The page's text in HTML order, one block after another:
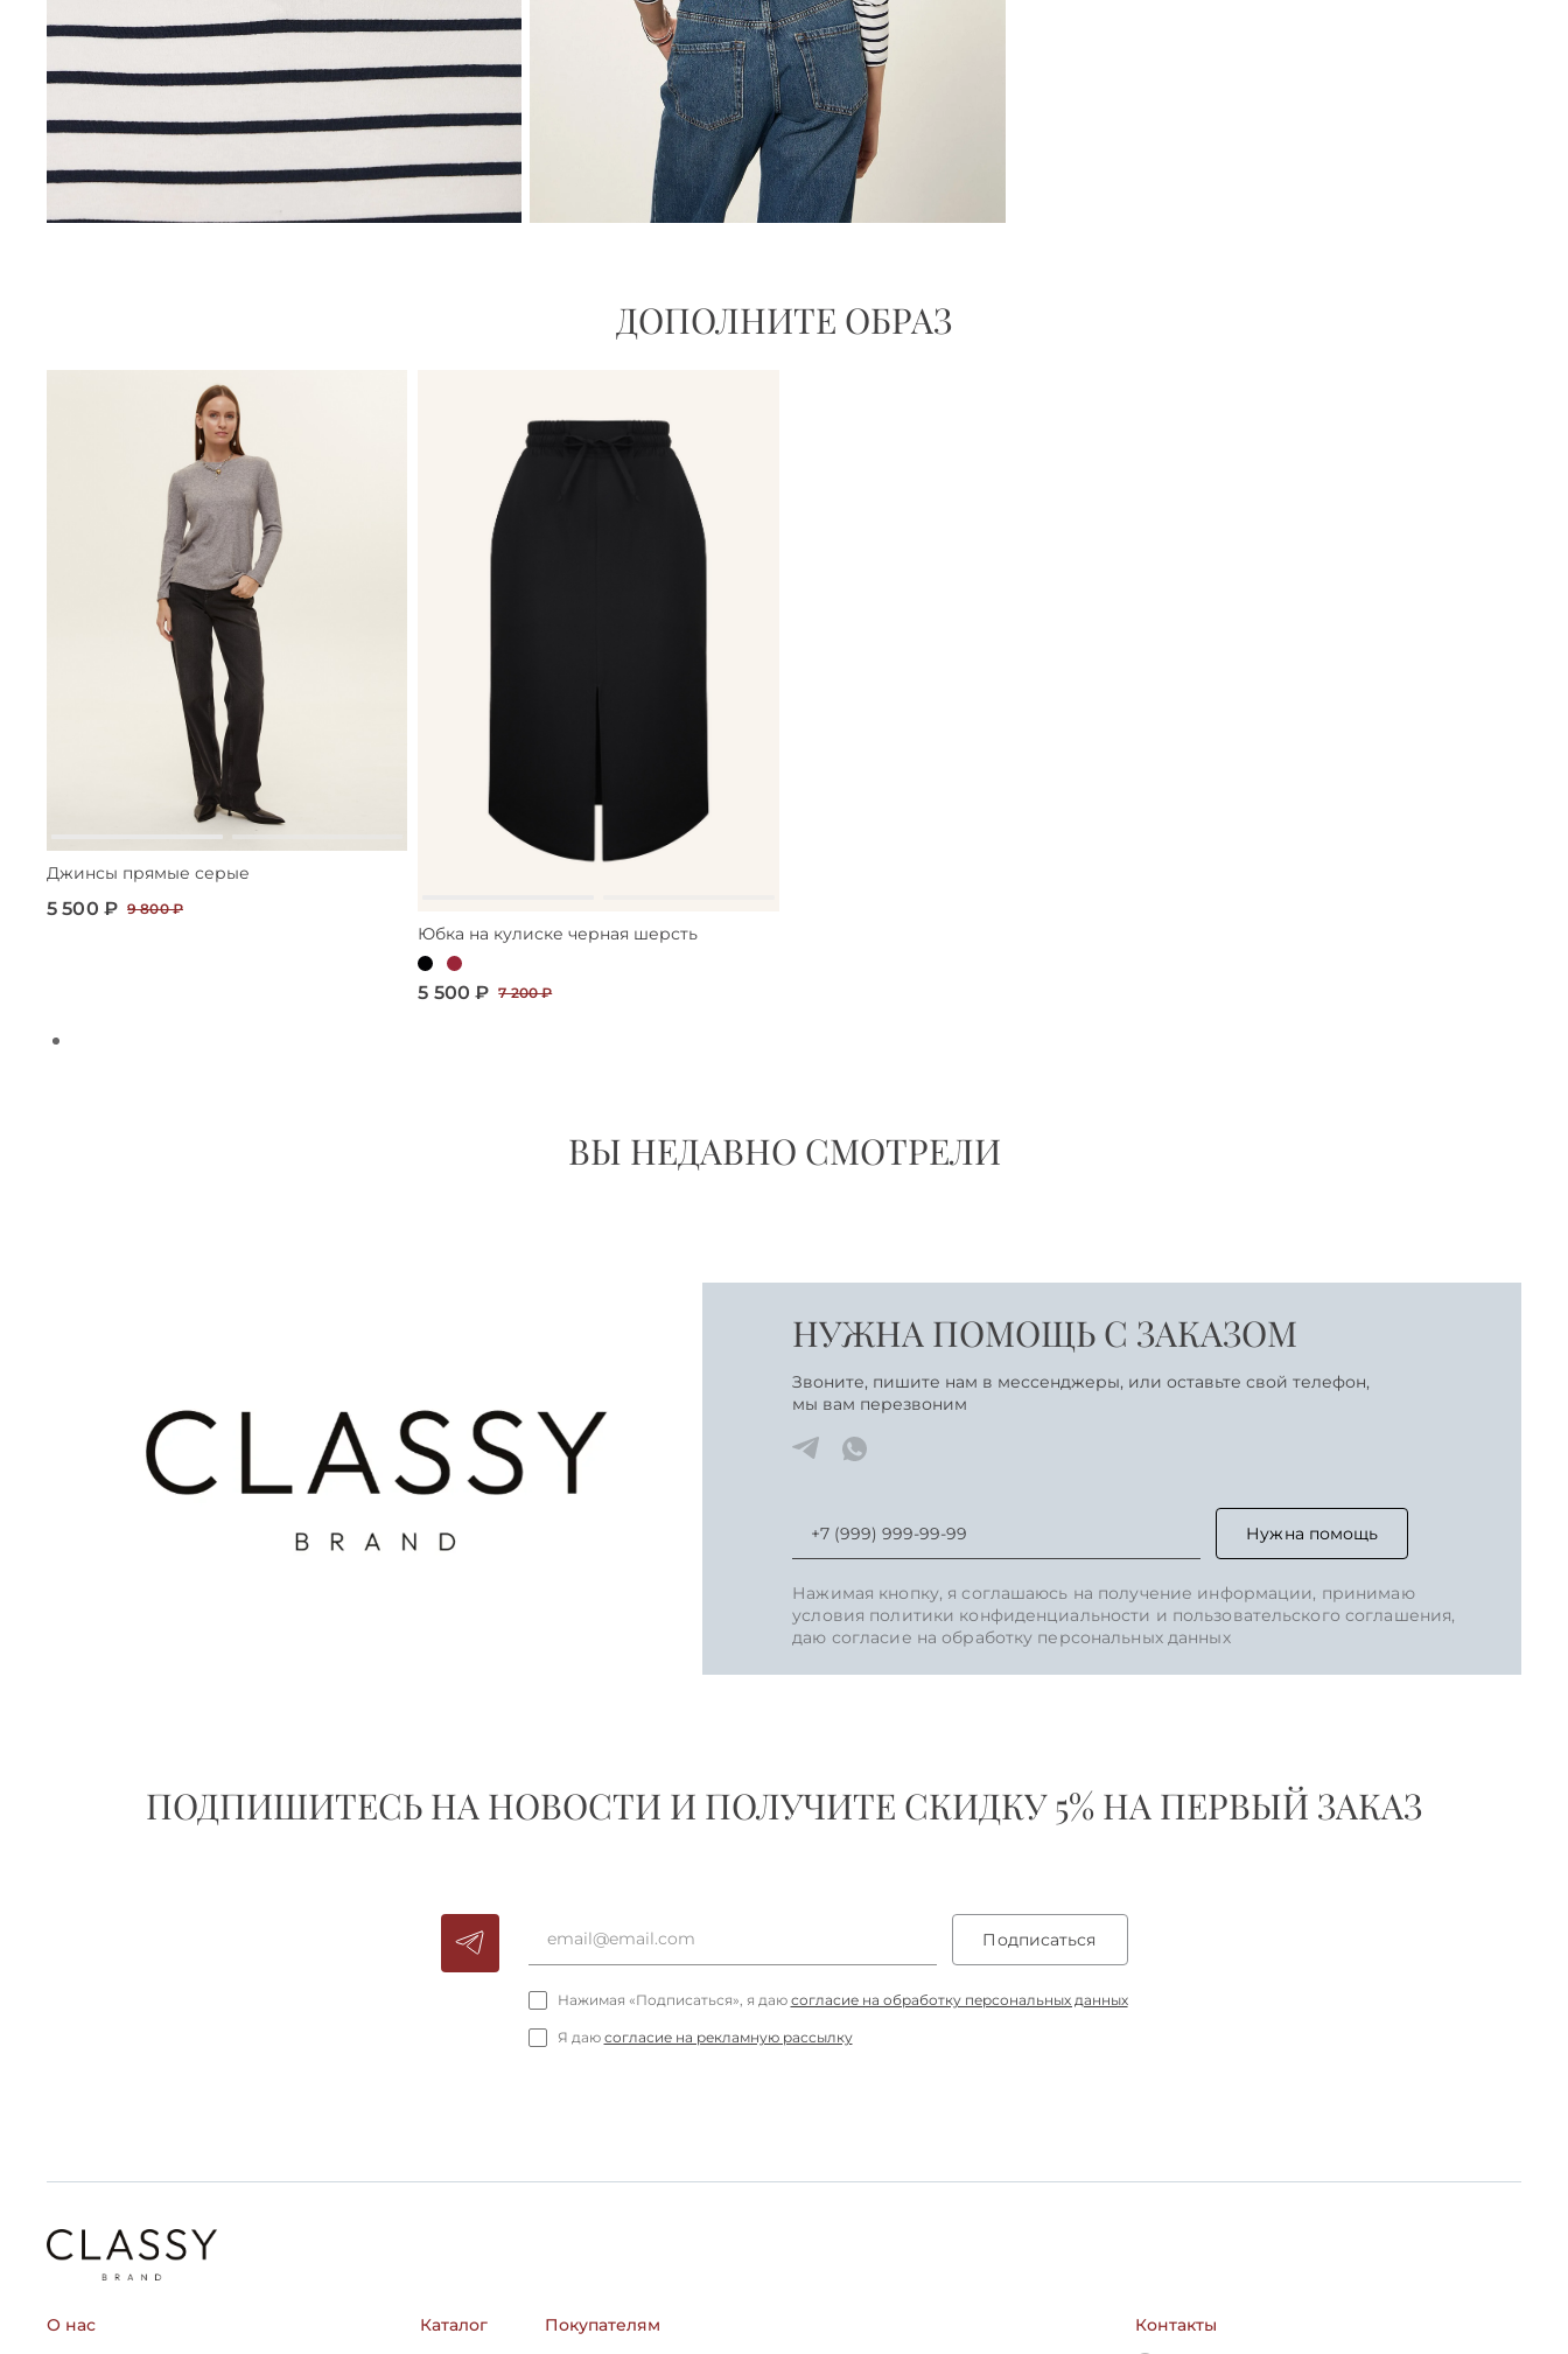
ДОПОЛНИТЕ ОБРАЗ
Джинсы прямые серые
5 500 ₽ 9 800 ₽
Юбка на кулиске черная шерсть
5 500 ₽ 7 200 ₽
ВЫ НЕДАВНО СМОТРЕЛИ
НУЖНА ПОМОЩЬ С ЗАКАЗОМ
Звоните, пишите нам в мессенджеры, или оставьте свой телефон,
мы вам перезвоним
Нужна помощь
Нажимая кнопку, я соглашаюсь на получение информации, принимаю
условия политики конфиденциальности и пользовательского соглашения,
даю согласие на обработку персональных данных
ПОДПИШИТЕСЬ НА НОВОСТИ И ПОЛУЧИТЕ СКИДКУ 5% НА ПЕРВЫЙ ЗАКАЗ
Подписаться
Нажимая «Подписаться», я даю согласие на обработку персональных данных
Я даю согласие на рекламную рассылку
О нас Каталог Покупателям Контакты